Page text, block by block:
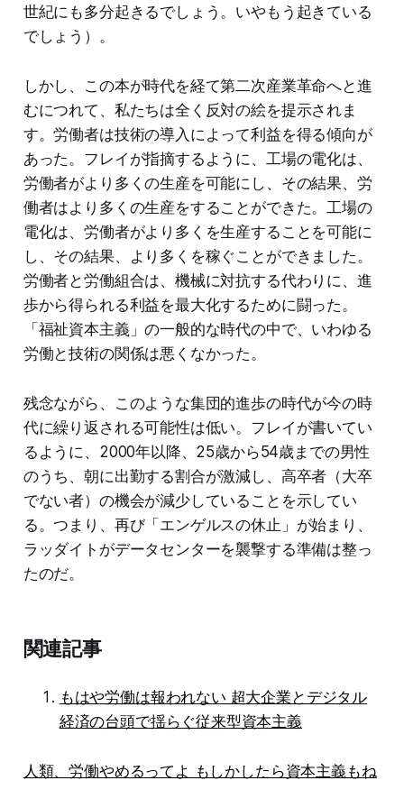
世紀にも多分起きるでしょう。いやもう起きている
でしょう）。
しかし、この本が時代を経て第二次産業革命へと進
むにつれて、私たちは全く反対の絵を提示されま
す。労働者は技術の導入によって利益を得る傾向が
あった。フレイが指摘するように、工場の電化は、
労働者がより多くの生産を可能にし、その結果、労
働者はより多くの生産をすることができた。工場の
電化は、労働者がより多くを生産することを可能に
し、その結果、より多くを稼ぐことができました。
労働者と労働組合は、機械に対抗する代わりに、進
歩から得られる利益を最大化するために闘った。
「福祉資本主義」の一般的な時代の中で、いわゆる
労働と技術の関係は悪くなかった。
残念ながら、このような集団的進歩の時代が今の時
代に繰り返される可能性は低い。フレイが書いてい
るように、2000年以降、25歳から54歳までの男性
のうち、朝に出勤する割合が激減し、高卒者（大卒
でない者）の機会が減少していることを示してい
る。つまり、再び「エンゲルスの休止」が始まり、
ラッダイトがデータセンターを襲撃する準備は整っ
たのだ。
関連記事
もはや労働は報われない 超大企業とデジタル
経済の台頭で揺らぐ従来型資本主義
人類、労働やめるってよ もしかしたら資本主義もね